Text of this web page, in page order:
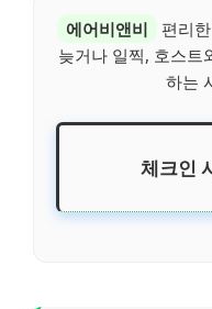
에어비앤비
편리
늦거나 일찍, 호스트
하는
체크인